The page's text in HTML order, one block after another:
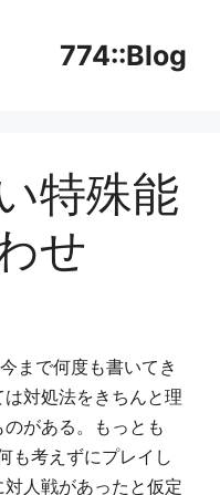
774::Blog
特殊能
せ
まで何度も書いてき
対処法をきちんと理
がある。もっとも
も考えずにプレイし
人戦があったと仮定